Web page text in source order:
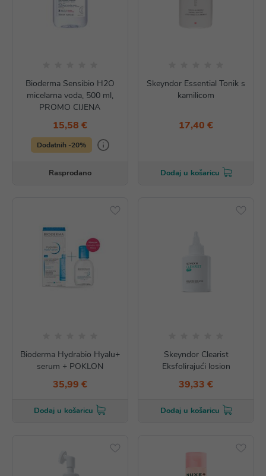
Bioderma Sensibio H2O
micelarna voda, 500 ml,
PROMO CIJENA
15,58 €
Dodatnih -20%
Rasprodano
Skeyndor Essential Tonik s
kamilicom
17,40 €
Dodaj u košaricu
Bioderma Hydrabio Hyalu+
serum + POKLON
35,99 €
Dodaj u košaricu
Skeyndor Clearist
Eksfolirajući losion
39,33 €
Dodaj u košaricu